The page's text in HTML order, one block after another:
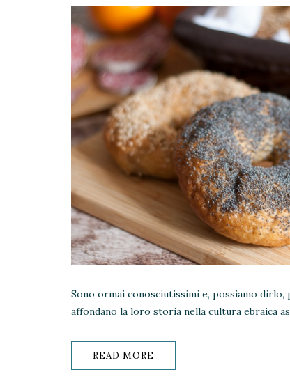
Sono ormai conosciutissimi e, possiamo dirlo,
affondano la loro storia nella cultura ebraica
READ MORE